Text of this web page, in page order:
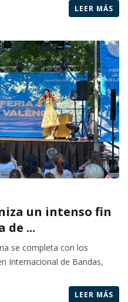
LEER MÁS
un intenso fin
de ...
se completa con los
Internacional de Bandas,
LEER MÁS